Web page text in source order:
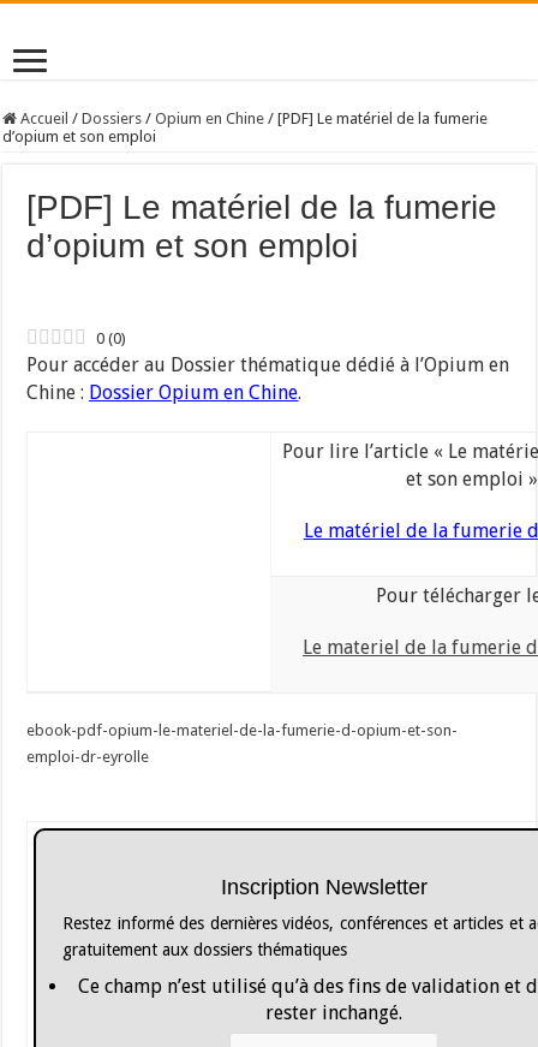
Accueil / Dossiers / Opium en Chine / [PDF] Le matériel de la fumerie
d’opium et son emploi
[PDF] Le matériel de la fumerie
d’opium et son emploi
0 (0)
Pour accéder au Dossier thématique dédié à l’Opium en
Chine : Dossier Opium en Chine.
Pour lire l’article « Le
et son emploi
Le matériel de la fumerie
Pour télécharger
Le materiel de la fumerie
ebook-pdf-opium-le-materiel-de-la-fumerie-d-opium-et-son-
emploi-dr-eyrolle
Inscription Newsletter
Restez informé des dernières vidéos, conférences et articles et
gratuitement aux dossiers thématiques
Ce champ n’est utilisé qu’à des fins de validation et
rester inchangé.